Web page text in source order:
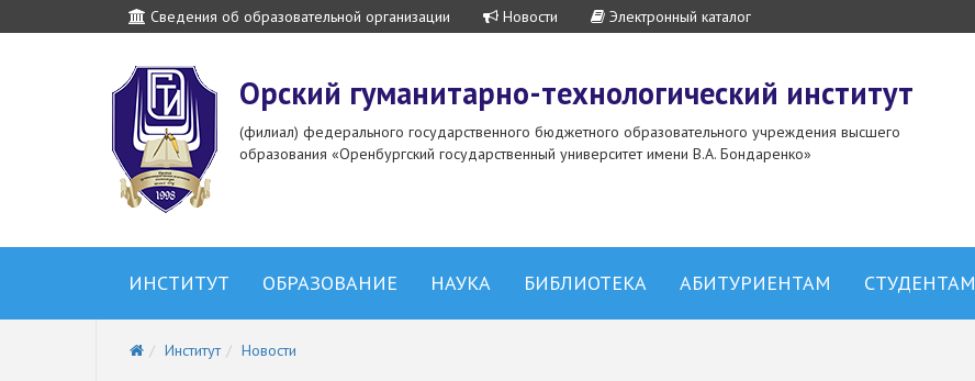
Сведения об образовательной организации Новости Электронный каталог
Орский гуманитарно-технологический институт
(филиал) федерального государственного бюджетного образовательного учреждения высшего
образования «Оренбургский государственный университет имени В.А. Бондаренко»
ИНСТИТУТ ОБРАЗОВАНИЕ НАУКА БИБЛИОТЕКА АБИТУРИЕНТАМ СТУДЕНТАМ
Институт Новости